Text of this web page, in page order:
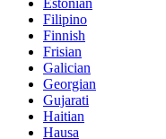
Estonian
Filipino
Finnish
Frisian
Galician
Georgian
Gujarati
Haitian
Hausa